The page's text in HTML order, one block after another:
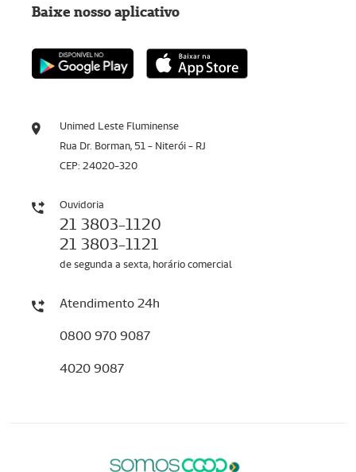
Unimed Leste Fluminense
Rua Dr. Borman, 51 - Niterói - RJ
CEP: 24020-320
Ouvidoria
21 3803-1120
21 3803-1121
de segunda a sexta, horário comercial
Atendimento 24h
0800 970 9087
4020 9087
Baixe nosso aplicativo